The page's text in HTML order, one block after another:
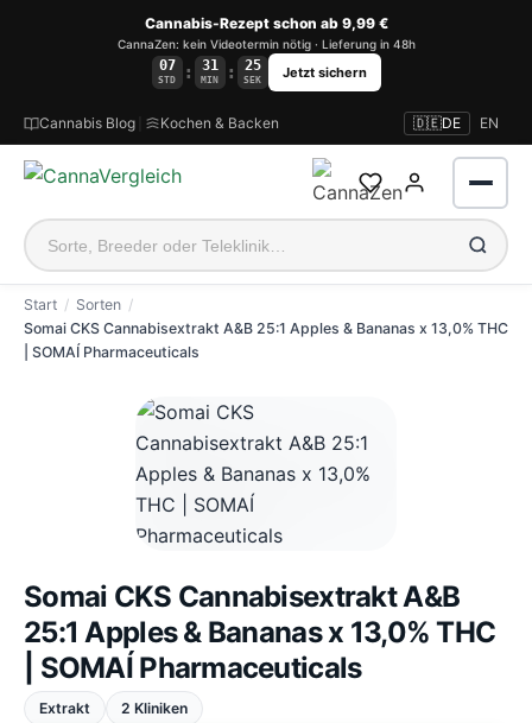
Cannabis-Rezept schon ab 9,99 €
CannaZen: kein Videotermin nötig · Lieferung in 48h
07
STD : 31
MIN : 24
SEK Jetzt sichern
Cannabis Blog Kochen & Backen 🇩🇪DE EN
Start
Sorten
Somai CKS Cannabisextrakt A&B 25:1 Apples & Bananas x 13,0% THC
| SOMAÍ Pharmaceuticals
Somai CKS Cannabisextrakt A&B
25:1 Apples & Bananas x 13,0% THC
| SOMAÍ Pharmaceuticals
Extrakt 2 Kliniken